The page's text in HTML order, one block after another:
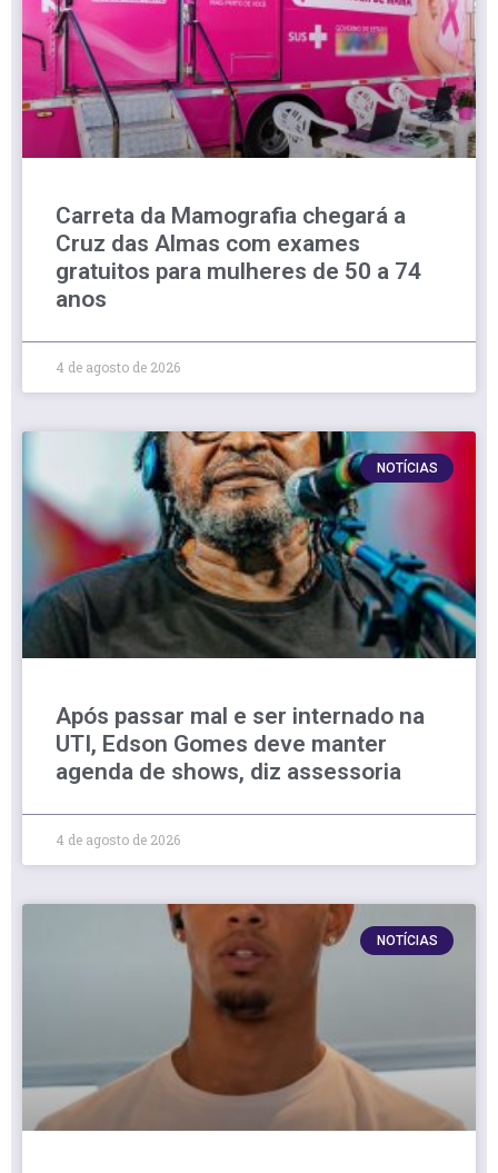
Carreta da Mamografia chegará a
Cruz das Almas com exames
gratuitos para mulheres de 50 a 74
anos
4 de agosto de 2026
NOTÍCIAS
Após passar mal e ser internado na
UTI, Edson Gomes deve manter
agenda de shows, diz assessoria
4 de agosto de 2026
NOTÍCIAS